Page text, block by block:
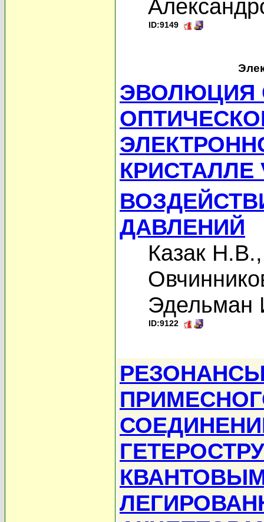
ID:9149
ЭВОЛЮЦИЯ
КРИСТАЛЛЕ
ДАВЛЕНИЙ
Казак Н.В.
Эдельман
ID:9122